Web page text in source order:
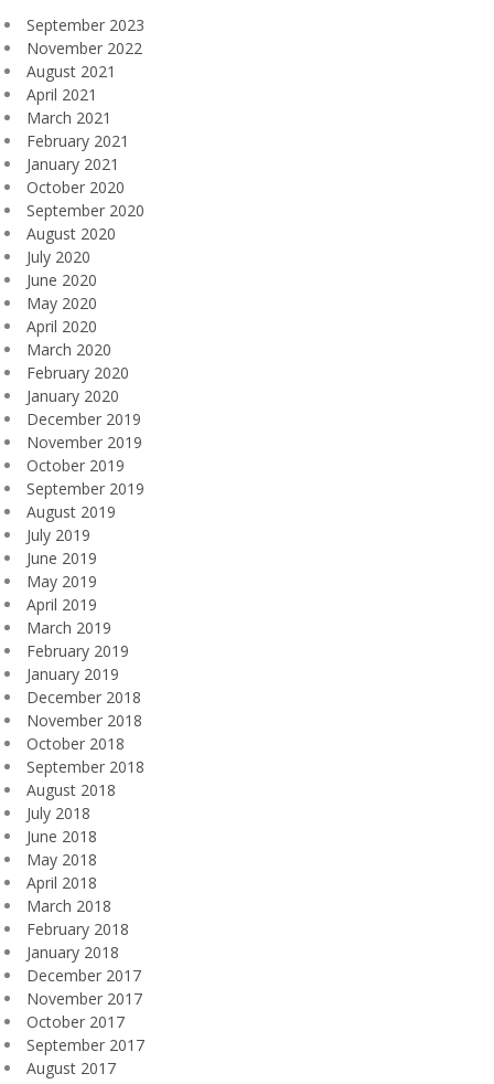
September 2023
November 2022
August 2021
April 2021
March 2021
February 2021
January 2021
October 2020
September 2020
August 2020
July 2020
June 2020
May 2020
April 2020
March 2020
February 2020
January 2020
December 2019
November 2019
October 2019
September 2019
August 2019
July 2019
June 2019
May 2019
April 2019
March 2019
February 2019
January 2019
December 2018
November 2018
October 2018
September 2018
August 2018
July 2018
June 2018
May 2018
April 2018
March 2018
February 2018
January 2018
December 2017
November 2017
October 2017
September 2017
August 2017